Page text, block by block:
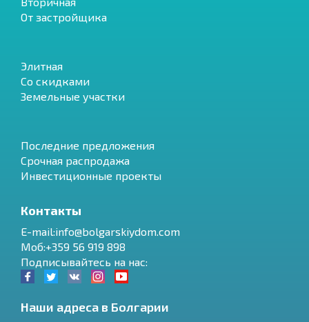
От застройщика
Элитная
Со скидками
Земельные участки
Последние предложения
Срочная распродажа
Инвестиционные проекты
Контакты
E-mail:info@bolgarskiydom.com
Моб:+359 56 919 898
Подписывайтесь на нас:
Наши адреса в Болгарии